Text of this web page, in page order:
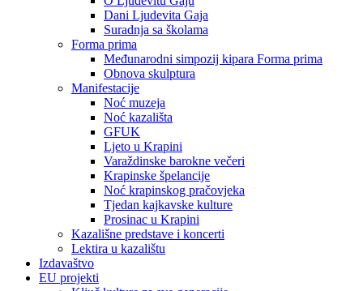
Dani Ljudevita Gaja
Suradnja sa školama
Forma prima
Međunarodni simpozij kipara Forma prima
Obnova skulptura
Manifestacije
Noć muzeja
Noć kazališta
GFUK
Ljeto u Krapini
Varaždinske barokne večeri
Krapinske špelancije
Noć krapinskog pračovjeka
Tjedan kajkavske kulture
Prosinac u Krapini
Kazališne predstave i koncerti
Lektira u kazalištu
Izdavaštvo
EU projekti